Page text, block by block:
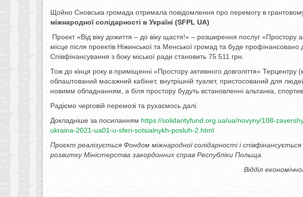
Щойно Сновська громада отримала повідомлення про перемогу в грантовому
міжнародної солідарності в Україні (SFPL UA)
Проект «Від віку дожиття – до віку щастя!» – розширення послуг «Простору
місце після проектів Ніжинської та Менської громад та буде
Співфінансування з боку міської ради становить 75 511 грн.
Тож до кінця року в приміщенні «Простору активного довголіття» Терцентру
облаштований масажний кабінет, внутрішній туалет, пристосований для
новимм обладнанням, а біля простору будуть встановленні альтанка,
Радіємо черговій перемозі та рухаємось далі.
Докладніше за посиланням https://solidarityfund.org.ua/ua/novyny/108-
ukraina-2021-ua01-u-sferi-sotsialnykh-posluh-2.html
Проєкт реалізується Фондом міжнародної солідарності і співфінансується
розвитку Міністерства закордонних справ Республіки Польща.
Відділ